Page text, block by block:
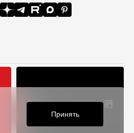
Конструктор
Принять